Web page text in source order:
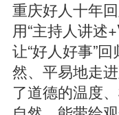
重庆好人十年
用“主持人讲述
让“好人好事”
然、平易地走
了道德的温度